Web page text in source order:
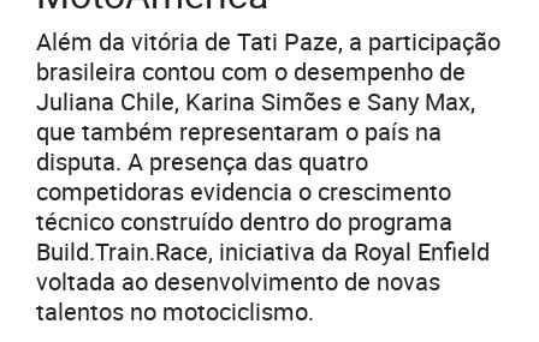
Além da vitória de Tati Paze, a participação
brasileira contou com o desempenho de
Juliana Chile, Karina Simões e Sany Max,
que também representaram o país na
disputa. A presença das quatro
competidoras evidencia o crescimento
técnico construído dentro do programa
Build.Train.Race, iniciativa da Royal Enfield
voltada ao desenvolvimento de novas
talentos no motociclismo.